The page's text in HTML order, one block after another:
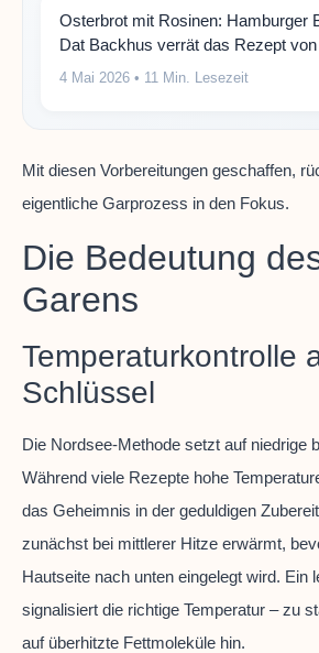
Osterbrot mit Rosinen: Hamburger
Dat Backhus verrät das Rezept
4 Mai 2026 • 11 Min. Lesezeit
Mit diesen Vorbereitungen geschaffen,
eigentliche Garprozess in den Fokus.
Die Bedeutung
Garens
Temperaturkontrolle
Schlüssel
Die Nordsee-Methode setzt auf niedrige
Während viele Rezepte hohe
das Geheimnis in der geduldigen
zunächst bei mittlerer Hitze erwärmt,
Hautseite nach unten eingelegt wird. Ein
signalisiert die richtige Temperatur – zu
auf überhitzte Fettmoleküle hin.